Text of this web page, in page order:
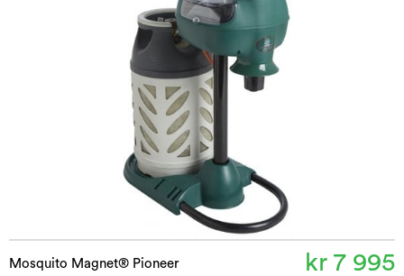
Mosquito Magnet® Pioneer kr 7 995